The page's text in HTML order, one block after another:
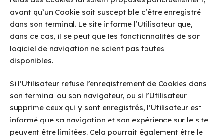
avant qu’un Cookie soit susceptible d’être enregistré
dans son terminal. Le site informe l’Utilisateur que,
dans ce cas, il se peut que les fonctionnalités de son
logiciel de navigation ne soient pas toutes
disponibles.
Si l’Utilisateur refuse l’enregistrement de Cookies dans
son terminal ou son navigateur, ou si l’Utilisateur
supprime ceux qui y sont enregistrés, l’Utilisateur est
informé que sa navigation et son expérience sur le site
peuvent être limitées. Cela pourrait également être le